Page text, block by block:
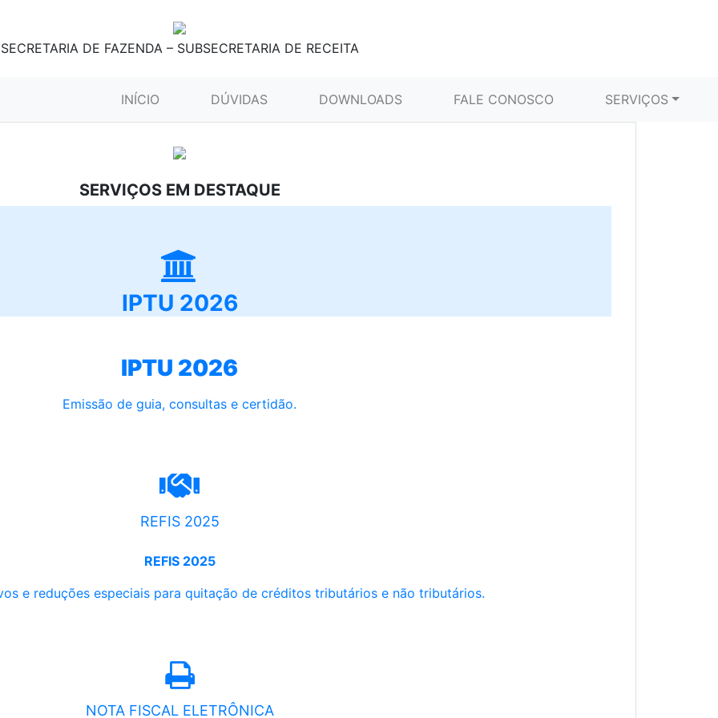
SECRETARIA DE FAZENDA – SUBSECRETARIA DE RECEITA
INÍCIO (CURRENT)DÚVIDAS DOWNLOADS FALE CONOSCO SERVIÇOS
SERVIÇOS EM DESTAQUE
IPTU 2026
IPTU 2026
Emissão de guia, consultas e certidão.
REFIS 2025
REFIS 2025
e reduções especiais para quitação de créditos tributários e não tributários.
NOTA FISCAL ELETRÔNICA